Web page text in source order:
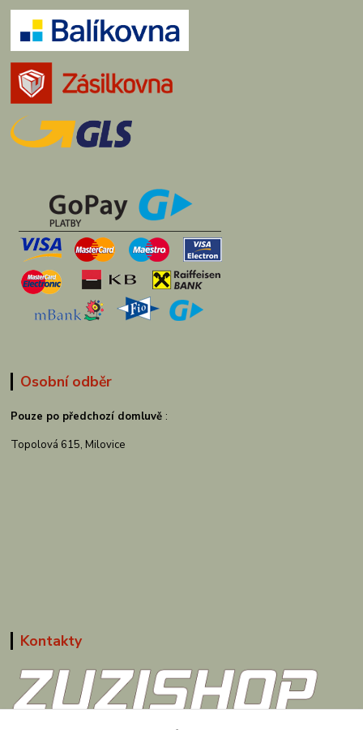
Osobní odběr
Pouze po předchozí domluvě :
Topolová 615, Milovice
Kontakty